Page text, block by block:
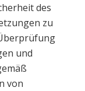
des
zu
und
von